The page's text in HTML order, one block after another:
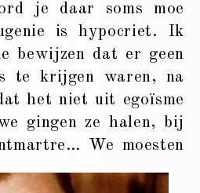
je daar soms moe
is hypocriet. Ik
bewijzen dat er geen
te krijgen waren, na
het niet uit egoïsme
gingen ze halen, bij
We moesten